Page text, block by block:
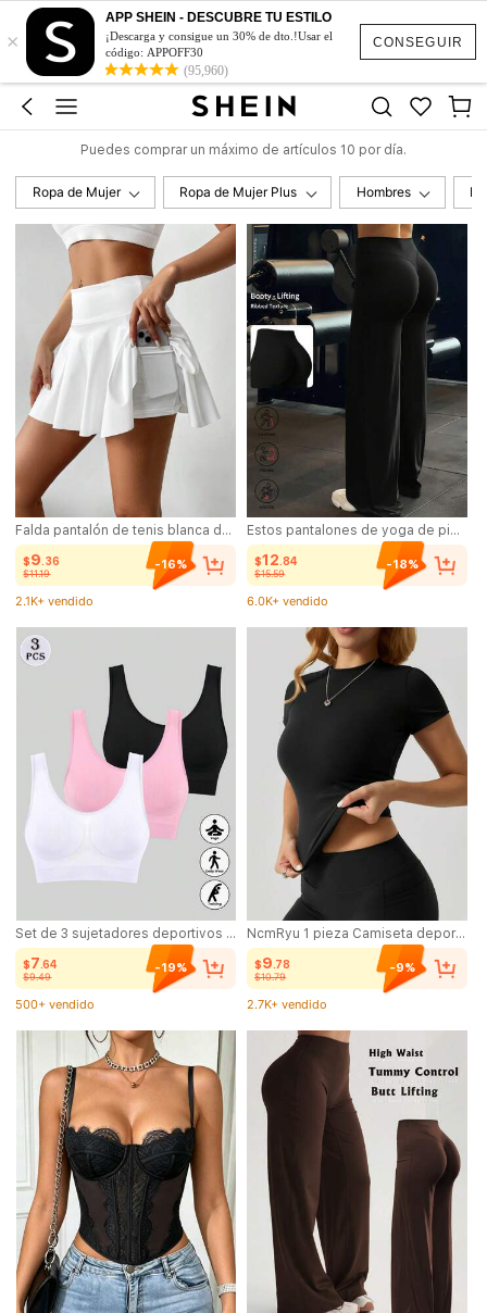
CONSEGUIR
×
APP SHEIN - DESCUBRE TU ESTILO
¡Descarga y consigue un 30% de dto.!Usar el
código: APPOFF30
(95,960)
Puedes comprar un máximo de artículos 10 por día.
Ropa de Mujer Ropa de Mujer Plus Hombres
Falda pantalón de tenis blanca de cintura alta, 2 en 1 anti-exposición para golf, bádminton, fitness con bolsillos, falda pantalón deportiva de verano, leggings deportivos con bolsillos laterales para correr al aire libre y ejercicio, nueva falda pantalón para mujer, athleisure
$9.36
$11.19
-16%
2.1K+ vendido
2.1K+ vendido
Set de 3 sujetadores deportivos sin costuras, finos y cómodos sin acolchado para mujeres
$7.64
$9.49
-19%
500+ vendido
500+ vendido
Estos pantalones de yoga de pierna ancha de unicolor son cómodos y estilizan, adecuados para correr, fitness y diversas actividades de yoga. Negro, deportes de primavera, athleisure
$12.84
$15.59
-18%
6.0K+ vendido
6.0K+ vendido
NcmRyu 1 pieza Camiseta deportiva de manga corta y ajustada de unicolor para , de verano
$9.78
$10.79
-9%
2.7K+ vendido
2.7K+ vendido